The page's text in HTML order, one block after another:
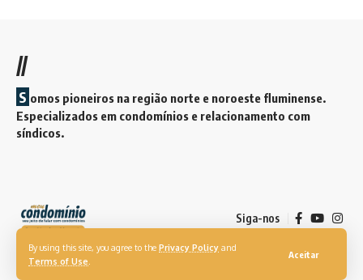
By using this site, you agree to the Privacy Policy and
Terms of Use
Aceitar
//
S omos pioneiros na região norte e noroeste fluminense.
Especializados em condomínios e relacionamento com
síndicos.
Siga-nos
© 2026. Revista Meu Condomínio. Todos os direitos reservados.